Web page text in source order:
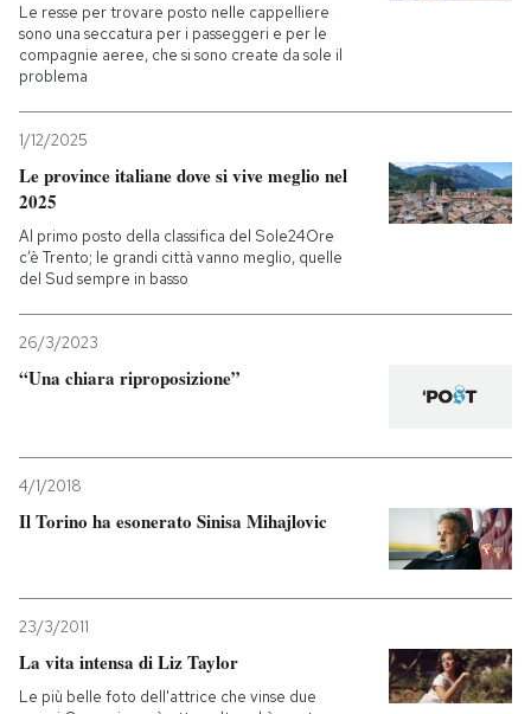
Le resse per trovare posto nelle cappelliere
sono una seccatura per i passeggeri e per le
compagnie aeree, che si sono create da sole il
problema
1/12/2025
Le province italiane dove si vive meglio nel
2025
Al primo posto della classifica del Sole24Ore
c’è Trento; le grandi città vanno meglio, quelle
del Sud sempre in basso
26/3/2023
“Una chiara riproposizione”
4/1/2018
Il Torino ha esonerato Sinisa Mihajlovic
23/3/2011
La vita intensa di Liz Taylor
Le più belle foto dell'attrice che vinse due